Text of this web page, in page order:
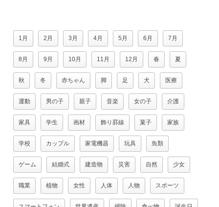
1月 2月 3月 4月 5月 6月 7月
8月 9月 10月 11月 12月 春 夏
秋 冬 赤ちゃん 脚 足 犬 医療
運動 男の子 親子 音楽 女の子 介護
家具 学生 画材 飾り罫線 菓子 家族
学校 カップル 家電機器 玩具 魚類
ゲーム 結婚式 建造物 災害 自然 少女
職業 植物 女性 人体 人物 スポーツ